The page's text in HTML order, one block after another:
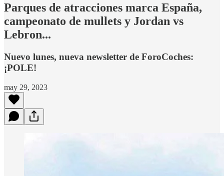
Parques de atracciones marca España,
campeonato de mullets y Jordan vs
Lebron...
Nuevo lunes, nueva newsletter de ForoCoches:
¡POLE!
may 29, 2023